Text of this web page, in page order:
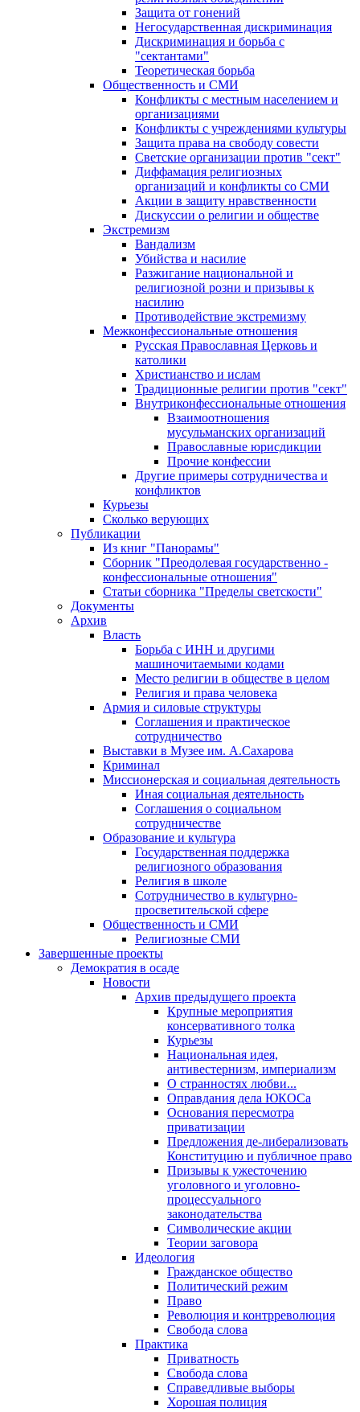
Защита от гонений
Негосударственная дискриминация
Дискриминация и борьба с
"сектантами"
Теоретическая борьба
Общественность и СМИ
Конфликты с местным населением и
организациями
Конфликты с учреждениями культуры
Защита права на свободу совести
Светские организации против "сект"
Диффамация религиозных
организаций и конфликты со СМИ
Акции в защиту нравственности
Дискуссии о религии и обществе
Экстремизм
Вандализм
Убийства и насилие
Разжигание национальной и
религиозной розни и призывы к
насилию
Противодействие экстремизму
Межконфессиональные отношения
Русская Православная Церковь и
католики
Христианство и ислам
Традиционные религии против "сект"
Внутриконфессиональные отношения
Взаимоотношения
мусульманских организаций
Православные юрисдикции
Прочие конфессии
Другие примеры сотрудничества и
конфликтов
Курьезы
Сколько верующих
Публикации
Из книг "Панорамы"
Сборник "Преодолевая государственно -
конфессиональные отношения"
Статьи сборника "Пределы светскости"
Документы
Архив
Власть
Борьба с ИНН и другими
машиночитаемыми кодами
Место религии в обществе в целом
Религия и права человека
Армия и силовые структуры
Соглашения и практическое
сотрудничество
Выставки в Музее им. А.Сахарова
Криминал
Миссионерская и социальная деятельность
Иная социальная деятельность
Соглашения о социальном
сотрудничестве
Образование и культура
Государственная поддержка
религиозного образования
Религия в школе
Сотрудничество в культурно-
просветительской сфере
Общественность и СМИ
Религиозные СМИ
Завершенные проекты
Демократия в осаде
Новости
Архив предыдущего проекта
Крупные мероприятия
консервативного толка
Курьезы
Национальная идея,
антивестернизм, империализм
О странностях любви...
Оправдания дела ЮКОСа
Основания пересмотра
приватизации
Предложения де-либерализовать
Конституцию и публичное право
Призывы к ужесточению
уголовного и уголовно-
процессуального
законодательства
Символические акции
Теории заговора
Идеология
Гражданское общество
Политический режим
Право
Революция и контрреволюция
Свобода слова
Практика
Приватность
Свобода слова
Справедливые выборы
Хорошая полиция